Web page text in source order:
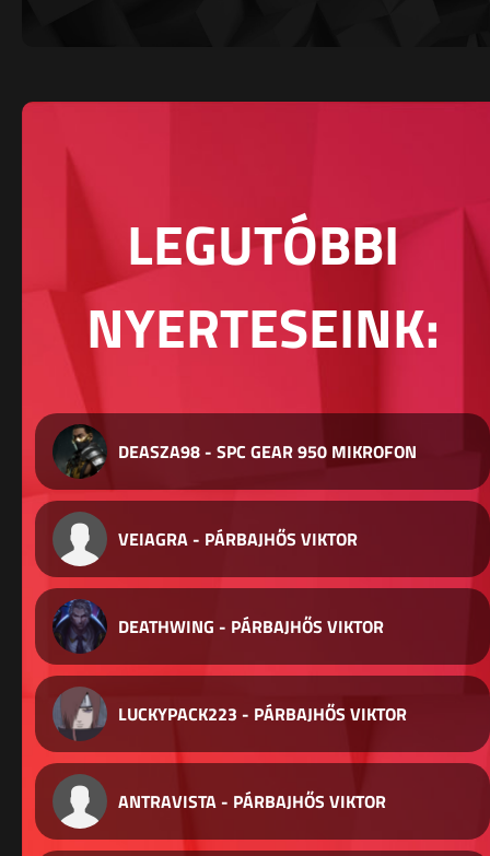
LEGUTÓBBI
NYERTESEINK:
DEASZA98 - SPC GEAR 950 MIKROFON
VEIAGRA - PÁRBAJHŐS VIKTOR
DEATHWING - PÁRBAJHŐS VIKTOR
LUCKYPACK223 - PÁRBAJHŐS VIKTOR
ANTRAVISTA - PÁRBAJHŐS VIKTOR